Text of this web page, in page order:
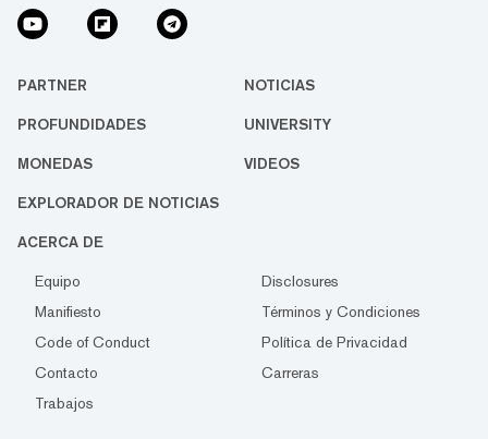
PARTNER NOTICIAS
PROFUNDIDADES UNIVERSITY
MONEDAS VIDEOS
EXPLORADOR DE NOTICIAS
ACERCA DE
Equipo
Disclosures
Manifiesto
Términos y Condiciones
Code of Conduct
Política de Privacidad
Contacto
Carreras
Trabajos